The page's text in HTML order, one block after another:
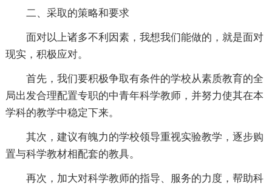
二、采取的策略和要求
面对以上诸多不利因素，我想我们能做的，就是面对
现实，积极应对。
首先，我们要积极争取有条件的学校从素质教育的全
局出发合理配置专职的中青年科学教师，并努力使其在本
学科的教学中稳定下来。
其次，建议有魄力的学校领导重视实验教学，逐步购
置与科学教材相配套的教具。
再次，加大对科学教师的指导、服务的力度，帮助科